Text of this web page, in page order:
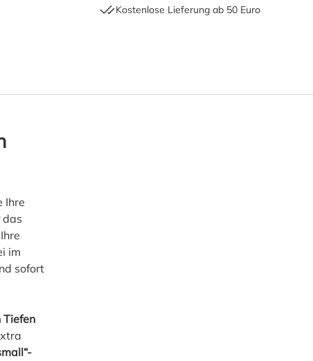
Kostenlose Lieferung ab 50 Euro
Schutzhülle für
Ihre
das
im
sofort
Tiefen